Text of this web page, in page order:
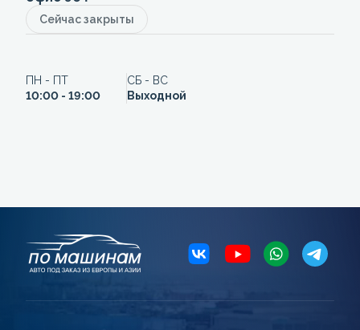
Сейчас закрыты
ПН - ПТ
10:00 - 19:00
СБ - ВС
Выходной